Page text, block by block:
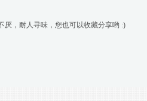
厌，耐人寻味，您也可以收藏分享哟 :)